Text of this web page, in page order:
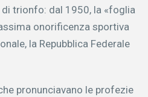
trionfo: dal 1950, la «foglia
onorificenza sportiva
la Repubblica Federale
pronunciavano le profezie